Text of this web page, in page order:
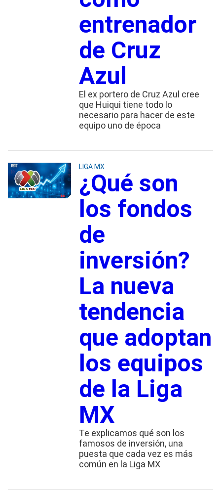
entrenador
de Cruz
Azul
El ex portero de Cruz Azul cree
que Huiqui tiene todo lo
necesario para hacer de este
equipo uno de época
LIGA MX
¿Qué son
los fondos
de
inversión?
La nueva
tendencia
que adoptan
los equipos
de la Liga
MX
Te explicamos qué son los
famosos de inversión, una
puesta que cada vez es más
común en la Liga MX